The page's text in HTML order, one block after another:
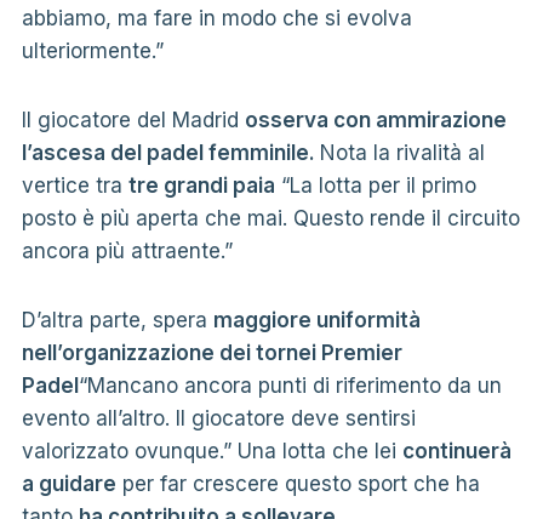
abbiamo, ma fare in modo che si evolva
ulteriormente.”
Il giocatore del Madrid osserva con ammirazione
l’ascesa del padel femminile. Nota la rivalità al
vertice tra tre grandi paia “La lotta per il primo
posto è più aperta che mai. Questo rende il circuito
ancora più attraente.”
D’altra parte, spera maggiore uniformità
nell’organizzazione dei tornei Premier
Padel“Mancano ancora punti di riferimento da un
evento all’altro. Il giocatore deve sentirsi
valorizzato ovunque.” Una lotta che lei continuerà
a guidare per far crescere questo sport che ha